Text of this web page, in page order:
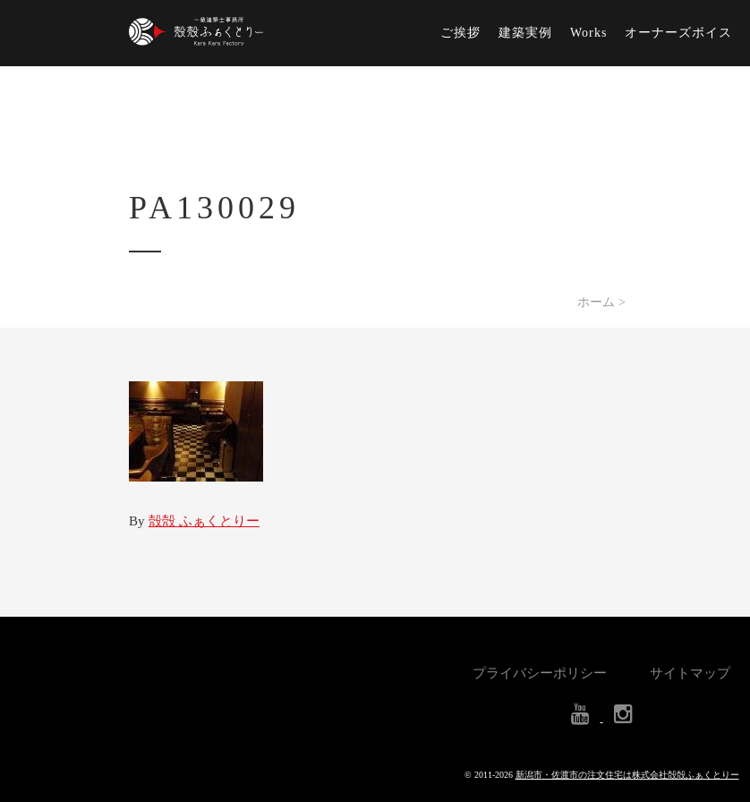
ご挨拶 建築実例 Works オーナーズボイス
PA130029
ホーム >
By 殻殻 ふぁくとりー
プライバシーポリシー サイトマップ
© 2011-2026 新潟市・佐渡市の注文住宅は株式会社殻殻ふぁくとりー